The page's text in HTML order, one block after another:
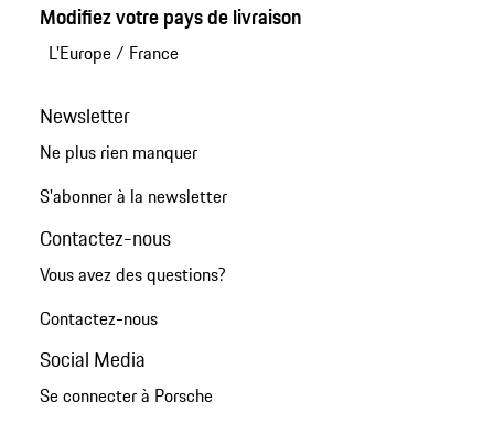
Modifiez votre pays de livraison
L'Europe/ France
Newsletter
Ne plus rien manquer
S'abonner à la newsletter
Contactez-nous
Vous avez des questions?
Contactez-nous
Social Media
Se connecter à Porsche